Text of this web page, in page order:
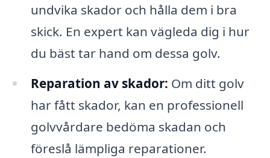
undvika skador och hålla dem i bra
skick. En expert kan vägleda dig i hur
du bäst tar hand om dessa golv.
Reparation av skador: Om ditt golv
har fått skador, kan en professionell
golvvårdare bedöma skadan och
föreslå lämpliga reparationer.